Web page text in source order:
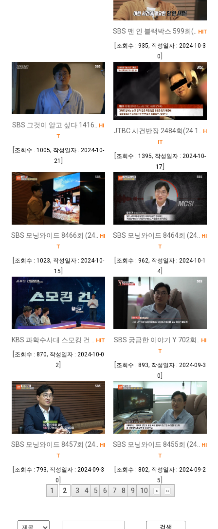
SBS 맨 인 블랙박스 599회(.. HIT
[조회수 : 935, 작성일자 : 2024-10-3
0
SBS 그것이 알고 싶다 1416..
HI
T
[조회수 : 1005, 작성일자 : 2024-10-
21
JTBC 사건반장 2484회(24.1..
H
IT
[조회수 : 1395, 작성일자 : 2024-10-
17
SBS 모닝와이드 8466회 (24..
HI
T
[조회수 : 1023, 작성일자 : 2024-10-
15
SBS 모닝와이드 8464회 (24..
HI
T
[조회수 : 962, 작성일자 : 2024-10-1
4]
KBS 과학수사대 스모킹 건 .. HIT
[조회수 : 870, 작성일자 : 2024-10-0
2
SBS 궁금한 이야기 Y 702회..
HI
T
[조회수 : 893, 작성일자 : 2024-09-3
0
SBS 모닝와이드 8457회 (24..
HI
T
[조회수 : 793, 작성일자 : 2024-09-3
0
SBS 모닝와이드 8455회 (24..
HI
T
[조회수 : 802, 작성일자 : 2024-09-2
5
1
2 3 4 5 6 7 8 9 10